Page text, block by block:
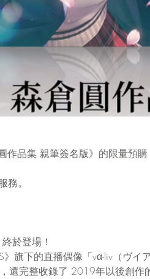
品集 親筆簽名版》的限量預購
。
於登場！
》旗下的直播偶像「vα-liv（ヴ
還完整收錄了 2019年以後創作